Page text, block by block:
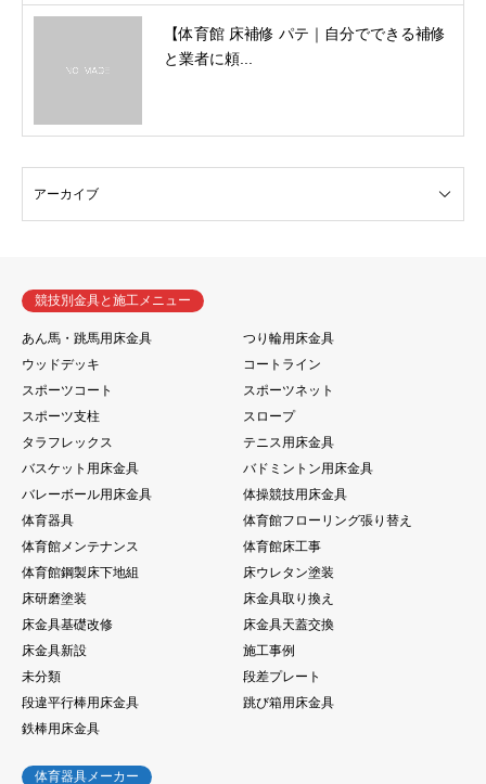
【体育館 床補修 パテ｜自分でできる補修
と業者に頼...
競技別金具と施工メニュー
あん馬・跳馬用床金具
つり輪用床金具
ウッドデッキ
コートライン
スポーツコート
スポーツネット
スポーツ支柱
スロープ
タラフレックス
テニス用床金具
バスケット用床金具
バドミントン用床金具
バレーボール用床金具
体操競技用床金具
体育器具
体育館フローリング張り替え
体育館メンテナンス
体育館床工事
体育館鋼製床下地組
床ウレタン塗装
床研磨塗装
床金具取り換え
床金具基礎改修
床金具天蓋交換
床金具新設
施工事例
未分類
段差プレート
段違平行棒用床金具
跳び箱用床金具
鉄棒用床金具
体育器具メーカー